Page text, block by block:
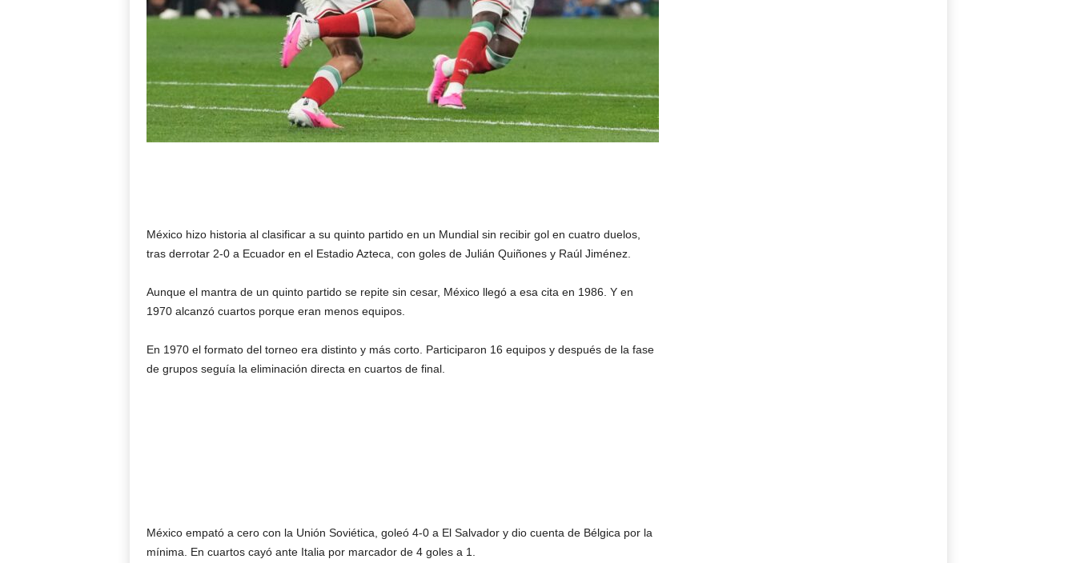
México hizo historia al clasificar a su quinto partido en un Mundial sin recibir gol en cuatro duelos,
tras derrotar 2-0 a Ecuador en el Estadio Azteca, con goles de Julián Quiñones y Raúl Jiménez.
Aunque el mantra de un quinto partido se repite sin cesar, México llegó a esa cita en 1986. Y en
1970 alcanzó cuartos porque eran menos equipos.
En 1970 el formato del torneo era distinto y más corto. Participaron 16 equipos y después de la fase
de grupos seguía la eliminación directa en cuartos de final.
México empató a cero con la Unión Soviética, goleó 4-0 a El Salvador y dio cuenta de Bélgica por la
mínima. En cuartos cayó ante Italia por marcador de 4 goles a 1.